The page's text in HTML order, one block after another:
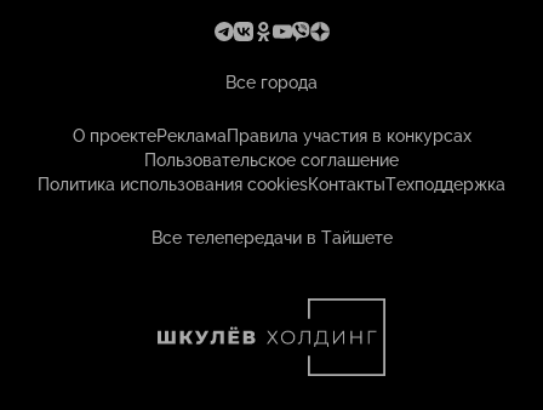
Все города
О проектеРекламаПравила участия в конкурсах
Пользовательское соглашение
Политика использования cookiesКонтактыТехподдержка
Все телепередачи в Тайшете